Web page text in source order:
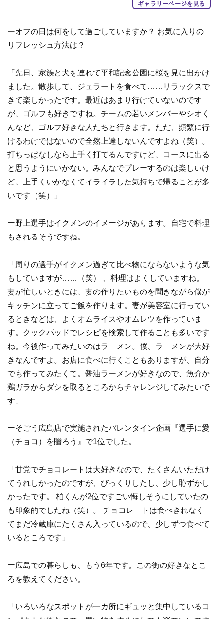
ギャラリーページを見る
ーオフの日は何をして過ごしていますか？ お気に入りの
リフレッシュ方法は？
「先日、家族と犬を連れて平和記念公園に桜を見に出かけ
ました。散歩して、ジェラートを食べて……リラックスで
きて楽しかったです。最近はあまり行けていないのです
が、ゴルフも好きですね。チームの若いメンバーやシオく
んなど、ゴルフ好きな人たちと行きます。ただ、頻繁に行
けるわけではないので全然上達しないんですよね（笑）。
打ちっぱなしなら上手く打てるんですけど、コースに出る
と思うようにいかない。みんなでプレーするのは楽しいけ
ど、上手くいかなくてイライラした気持ちで帰ることが多
いです（笑）」
ー野上選手はイクメンのイメージがあります。自宅で料理
もされるそうですね。
「周りの選手がイクメン過ぎて比べ物にならないような気
もしていますが……（笑） 、料理はよくしていますね。
妻が忙しいときには、妻の作りたいものを聞きながら僕が
キッチンに立ってご飯を作ります。妻が美容室に行ってい
るときなどは、よくオムライスやオムレツを作っていま
す。クックパッドでレシピを検索して作ることも多いです
ね。今後作ってみたいのはラーメン。僕、ラーメンが大好
きなんですよ。お店に食べに行くこともありますが、自分
でも作ってみたくて。醤油ラーメンが好きなので、魚介か
鶏ガラからダシを取るところからチャレンジしてみたいで
す」
ーそごう広島店で実施されたバレンタイン企画『選手に愛
（チョコ）を贈ろう』で1位でした。
「甘党でチョコレートは大好きなので、たくさんいただけ
てうれしかったのですが、びっくりしたし、少し恥ずかし
かったです。 柏くんが2位ですごい悔しそうにしていたの
も印象的でしたね（笑）。 チョコレートは食べきれなく
てまだ冷蔵庫にたくさん入っているので、少しずつ食べて
いるところです」
ー広島での暮らしも、もう6年です。この街の好きなとこ
ろを教えてください。
「いろいろなスポットが一カ所にギュッと集中しているコ